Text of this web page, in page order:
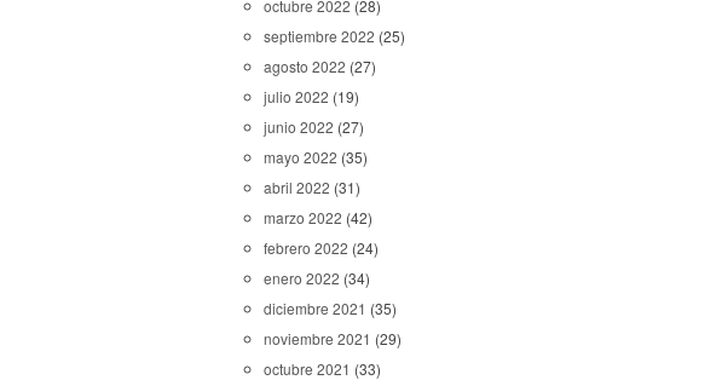
octubre 2022 (28)
septiembre 2022 (25)
agosto 2022 (27)
julio 2022 (19)
junio 2022 (27)
mayo 2022 (35)
abril 2022 (31)
marzo 2022 (42)
febrero 2022 (24)
enero 2022 (34)
diciembre 2021 (35)
noviembre 2021 (29)
octubre 2021 (33)